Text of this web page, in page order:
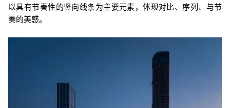
以具有节奏性的竖向线条为主要元素，体现对比、序列、与节
奏的美感。